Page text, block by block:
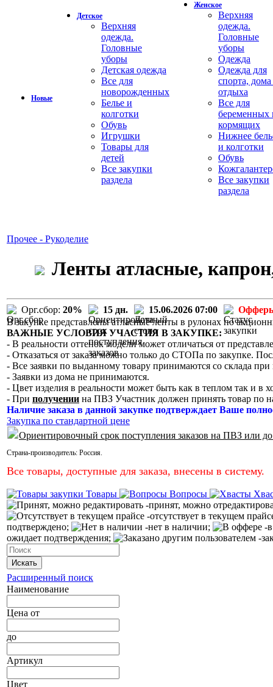
Новые
Детское
Верхняя
одежда.
Головные
уборы
Детская одежда
Все для
новорожденных
Белье и
колготки
Обувь
Игрушки
Товары для
детей
Все закупки
раздела
Женское
Верхняя
одежда.
Головные
уборы
Одежда
Одежда для
спорта,
отдыха
Все для
беременных
кормящих
Нижнее
и колготки
Обувь
Все закупки
раздела
Прочее - Рукоделие
Ленты атласные,
Орг.сбор: 20% 15 дн. 15.06.2026 07:00
В закупке представлены атласные ленты в рулонах по
ВАЖНЫЕ УСЛОВИЯ УЧАСТИЯ В ЗАКУПКЕ:
- В реальности оттенок модели может отличаться от
- Отказаться от заказа можно только до СТОПа по закупке.
- Все заявки по выданному товару принимаются со склада при
- Заявки из дома не принимаются.
- Цвет изделия в реальности может быть как в теплом так и в
- При получении на ПВЗ Участник должен принять товар по
Наличие заказа в данной закупке подтверждает Ваше
Закупка по стандартной цене
Ориентировочный срок поступления заказов на ПВЗ или
Страна-производитель: Россия.
Все товары, доступные для заказа, внесены в систему.
Товары Вопросы
-принят, можно
-отсутствует в текущем
подтверждено;
-нет в наличии;
-
ожидает подтверждения;
-
Искать
Расширенный поиск
Наименование
Цена от
до
Артикул
Цвет